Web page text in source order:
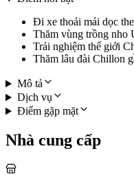
Đi xe thoải mái dọc
Thăm vùng trồng nho
Trải nghiệm thế giới
Thăm lâu đài Chillon
Mô tả
Dịch vụ
Điểm gặp mặt
Nhà cung cấp